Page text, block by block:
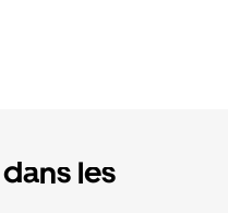
les